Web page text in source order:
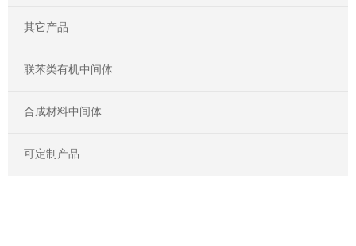
其它产品
联苯类有机中间体
合成材料中间体
可定制产品